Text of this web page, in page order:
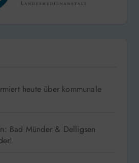
heute über kommunale
Bad Münder & Delligsen